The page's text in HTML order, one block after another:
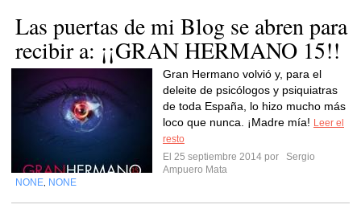
Las puertas de mi Blog se abren para
recibir a: ¡¡GRAN HERMANO 15!!
Gran Hermano volvió y, para el
deleite de psicólogos y psiquiatras
de toda España, lo hizo mucho más
loco que nunca. ¡Madre mía! Leer el
resto
El 25 septiembre 2014 por
Sergio
Ampuero Mata
NONE NONE